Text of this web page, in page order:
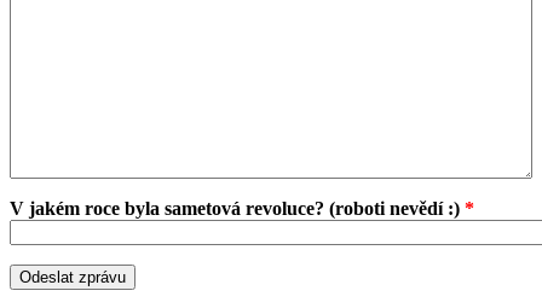
V jakém roce byla sametová revoluce? (roboti nevědí :) *
Odeslat zprávu